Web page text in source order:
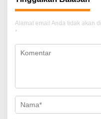
Alamat email Anda tidak akan
*